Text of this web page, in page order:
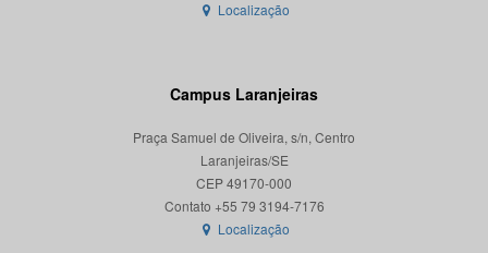
Localização
Campus Laranjeiras
Praça Samuel de Oliveira, s/n, Centro
Laranjeiras/SE
CEP 49170-000
Localização